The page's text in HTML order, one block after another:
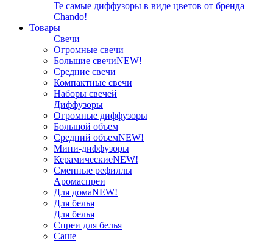
Те самые диффузоры в виде цветов от бренда
Chando!
Товары
Свечи
Огромные свечи
Большие свечиNEW!
Средние свечи
Компактные свечи
Наборы свечей
Диффузоры
Огромные диффузоры
Большой объем
Средний объемNEW!
Мини-диффузоры
КерамическиеNEW!
Сменные рефиллы
Аромаспреи
Для домаNEW!
Для белья
Для белья
Спреи для белья
Саше